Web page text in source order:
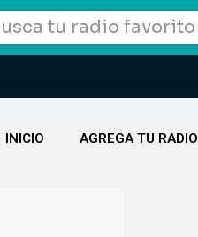
INICIO AGREGA TU RADIO